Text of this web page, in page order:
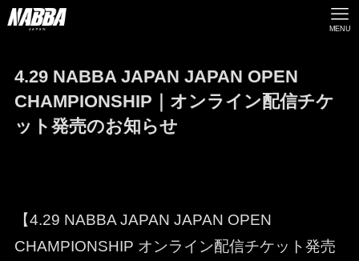
MENU
4.29 NABBA JAPAN JAPAN OPEN
CHAMPIONSHIP｜オンライン配信チケ
ット発売のお知らせ
【4.29 NABBA JAPAN JAPAN OPEN
CHAMPIONSHIP オンライン配信チケット発売